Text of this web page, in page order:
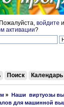
Пожалуйста, войдите
активации?
Поиск Календарь
» Наши  виртуозы
для машинной